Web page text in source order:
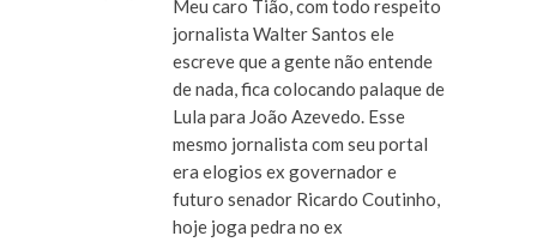
Meu caro Tião, com todo respeito
jornalista Walter Santos ele
escreve que a gente não entende
de nada, fica colocando palaque de
Lula para João Azevedo. Esse
mesmo jornalista com seu portal
era elogios ex governador e
futuro senador Ricardo Coutinho,
hoje joga pedra no ex